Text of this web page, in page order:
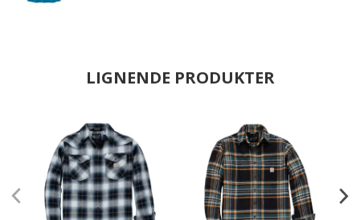
LIGNENDE PRODUKTER